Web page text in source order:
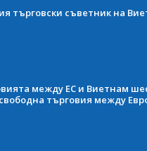
търговски съветник на
между ЕС и Виетнам
търговия между